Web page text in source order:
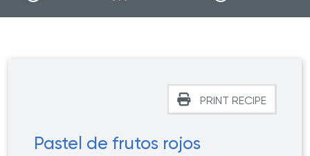
PRINT RECIPE
Pastel de frutos rojos